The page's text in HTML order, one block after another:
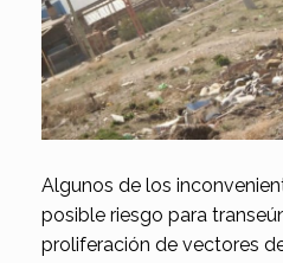
Algunos de los
posible riesgo para
proliferación de vectores